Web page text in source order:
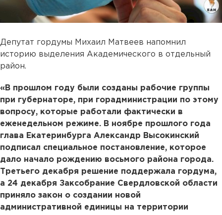
Депутат гордумы Михаил Матвеев напомнил
историю выделения Академического в отдельный
район.
«В прошлом году были созданы рабочие группы
при губернаторе, при горадминистрации по этому
вопросу, которые работали фактически в
еженедельном режиме. В ноябре прошлого года
глава Екатеринбурга Александр Высокинский
подписал специальное постановление, которое
дало начало рождению восьмого района города.
Третьего декабря решение поддержала гордума,
а 24 декабря Заксобрание Свердловской области
приняло закон о создании новой
административной единицы на территории